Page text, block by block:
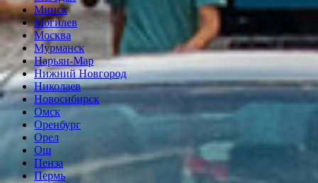
Минск
Могилев
Москва
Мурманск
Нарьян-Мар
Нижний Новгород
Николаев
Новосибирск
Омск
Оренбург
Орел
Ош
Пенза
Пермь